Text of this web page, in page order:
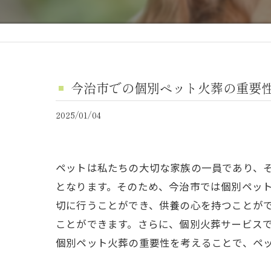
今治市での個別ペット火葬の重要
2025/01/04
ペットは私たちの大切な家族の一員であり、
となります。そのため、今治市では個別ペ
切に行うことができ、供養の心を持つこと
ことができます。さらに、個別火葬サービ
個別ペット火葬の重要性を考えることで、ペ